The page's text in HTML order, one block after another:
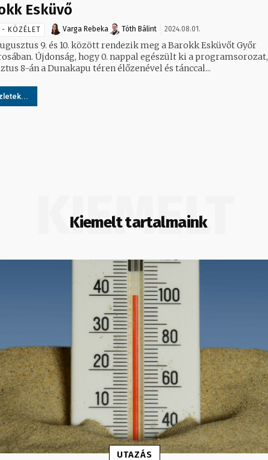
Esküvő
- KÖZÉLET Varga Rebeka Tóth Bálint 2024.08.01.
9. és 10. között rendezik meg a Barokk Esküvőt Győr
Újdonság, hogy 0. nappal egészült ki a programsorozat,
8-án a Dunakapu téren élőzenével és tánccal...
Kiemelt tartalmaink
KIEMELT
UTAZÁS